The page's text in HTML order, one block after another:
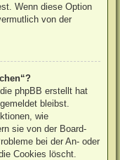
Wenn diese Option
von der
phpBB erstellt hat
bleibst.
wie
sie von der Board-
bei der An- oder
Cookies löscht.